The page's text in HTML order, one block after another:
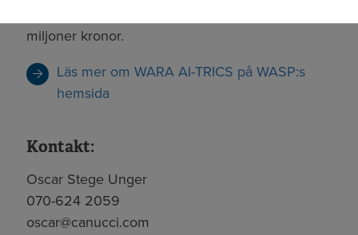
miljoner kronor.
Läs mer om WARA AI-TRICS på WASP:s
hemsida
Kontakt:
Oscar Stege Unger
070-624 2059
oscar@canucci.com